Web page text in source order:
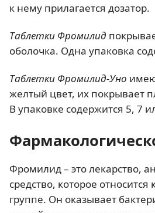
к нему прилагается дозатор.
Таблетки Фромилид
оболочка. Одна упаковка
Таблетки Фромилид-Уно
желтый цвет, их покрывает
В упаковке содержится 5, 7
Фромилид – это лекарство,
средство, которое
группе. Он оказывает